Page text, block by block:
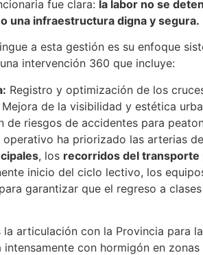
fue clara: la labor no se
una infraestructura digna y segura.
a esta gestión es su enfoque
intervención 360 que incluye:
Registro y optimización de los
Mejora de la visibilidad y estética
de riesgos de accidentes para
ha priorizado las arterias
, los recorridos del transporte
inicio del ciclo lectivo, los
garantizar que el regreso a
articulación con la Provincia para
intensamente con hormigón en